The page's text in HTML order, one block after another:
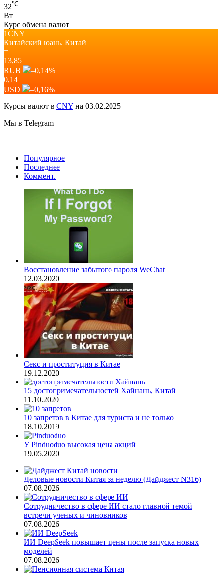
32℃
Вт
Курс обмена валют
1CNY
Китайский юань. Китай
=
13,85
RUB
–0,14%
0,14
USD
–0,16%
Курсы валют в CNY на 03.02.2025
Мы в Telegram
Популярное
Последнее
Коммент.
Восстановление забытого пароля WeChat
12.03.2020
Секс и проституция в Китае
19.12.2020
15 достопримечательностей Хайнань, Китай
11.10.2020
10 запретов в Китае для туриста и не только
18.10.2019
У Pinduoduo высокая цена акций
19.05.2020
Деловые новости Китая за неделю (Дайджест N316)
07.08.2026
Сотрудничество в сфере ИИ стало главной темой
встречи ученых и чиновников
07.08.2026
ИИ DeepSeek повышает цены после запуска новых
моделей
07.08.2026